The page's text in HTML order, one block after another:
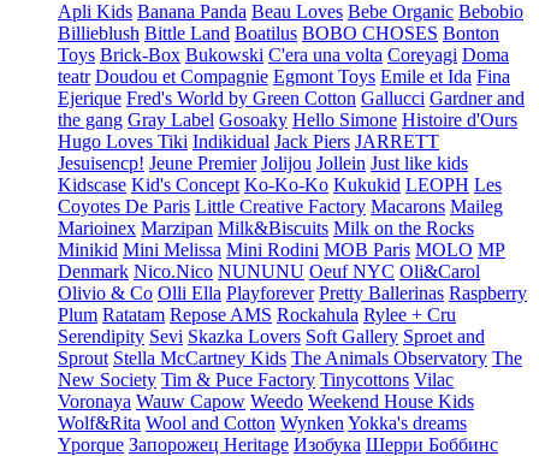
Apli Kids Banana Panda Beau Loves Bebe Organic Bebobio
Billieblush Bittle Land Boatilus BOBO CHOSES Bonton
Toys Brick-Box Bukowski C'era una volta Coreyagi Doma
teatr Doudou et Compagnie Egmont Toys Emile et Ida Fina
Ejerique Fred's World by Green Cotton Gallucci Gardner and
the gang Gray Label Gosoaky Hello Simone Histoire d'Ours
Hugo Loves Tiki Indikidual Jack Piers JARRETT
Jesuisencp! Jeune Premier Jolijou Jollein Just like kids
Kidscase Kid's Concept Ko-Ko-Ko Kukukid LEOPH Les
Coyotes De Paris Little Creative Factory Macarons Maileg
Marioinex Marzipan Milk&Biscuits Milk on the Rocks
Minikid Mini Melissa Mini Rodini MOB Paris MOLO MP
Denmark Nico.Nico NUNUNU Oeuf NYC Oli&Carol
Olivio & Co Olli Ella Playforever Pretty Ballerinas Raspberry
Plum Ratatam Repose AMS Rockahula Rylee + Cru
Serendipity Sevi Skazka Lovers Soft Gallery Sproet and
Sprout Stella McCartney Kids The Animals Observatory The
New Society Tim & Puce Factory Tinycottons Vilac
Voronaya Wauw Capow Weedo Weekend House Kids
Wolf&Rita Wool and Cotton Wynken Yokka's dreams
Yporque Запорожец Heritage Изобука Шерри Боббинс